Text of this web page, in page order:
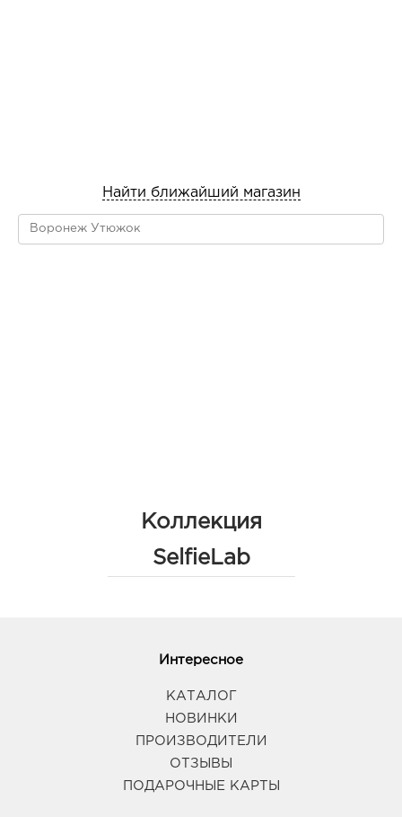
Найти ближайший магазин
Коллекция
SelfieLab
Интересное
КАТАЛОГ
НОВИНКИ
ПРОИЗВОДИТЕЛИ
ОТЗЫВЫ
ПОДАРОЧНЫЕ КАРТЫ